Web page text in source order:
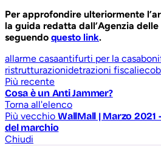
Per approfondire ulteriormente
la guida redatta dall’Agenzia
seguendo questo link.
allarme casaantifurti per la casa
ristrutturazionidetrazioni fiscali
Più recente
Cosa è un Anti Jammer?
Torna all'elenco
Più vecchio WallMall | Marzo
del marchio
Chiudi